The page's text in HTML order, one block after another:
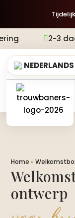
3 dagen levertijd
NEDERLANDS
Home »
ontwerp